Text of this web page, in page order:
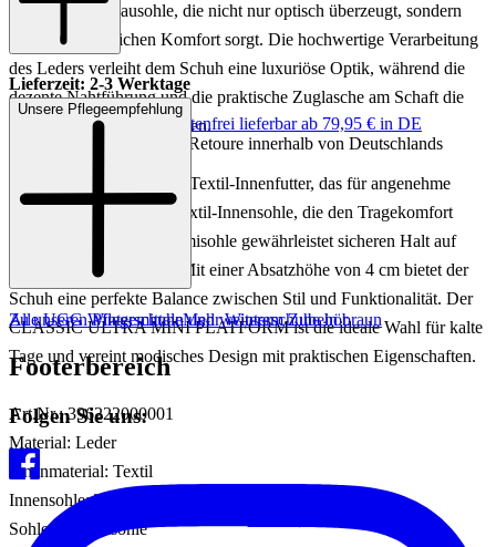
markanten Plateausohle, die nicht nur optisch überzeugt, sondern
auch für zusätzlichen Komfort sorgt. Die hochwertige Verarbeitung
des Leders verleiht dem Schuh eine luxuriöse Optik, während die
dezente Nahtführung und die praktische Zuglasche am Schaft die
Funktionalität unterstreichen.
Der Winterboot bietet ein Textil-Innenfutter, das für angenehme
Wärme sorgt, und eine Textil-Innensohle, die den Tragekomfort
erhöht. Die robuste Gummisohle gewährleistet sicheren Halt auf
rutschigen Oberflächen. Mit einer Absatzhöhe von 4 cm bietet der
Schuh eine perfekte Balance zwischen Stil und Funktionalität. Der
CLASSIC ULTRA MINI PLATFORM ist die ideale Wahl für kalte
Tage und vereint modisches Design mit praktischen Eigenschaften.
Art.Nr.: 396222000001
Material: Leder
Innenmaterial: Textil
Innensohle: Textil
Sohle: Gummisohle
Lieferzeit: 2-3 Werktage
Keine Versandkosten:
kostenfrei lieferbar ab 79,95 € in DE
Einfache und Kostenlose Retoure innerhalb von Deutschlands
Unsere Pflegeempfehlung
Zu unseren Pflegemitteln und weiterem Zubehör
Alle UGG WinterschuheMehr Winterschuhe in braun
Footerbereich
Folgen Sie uns: